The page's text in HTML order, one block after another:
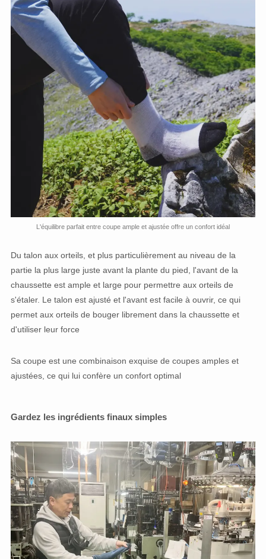
L'équilibre parfait entre coupe ample et ajustée offre un confort idéal
Du talon aux orteils, et plus particulièrement au niveau de la
partie la plus large juste avant la plante du pied, l'avant de la
chaussette est ample et large pour permettre aux orteils de
s'étaler. Le talon est ajusté et l'avant est facile à ouvrir, ce qui
permet aux orteils de bouger librement dans la chaussette et
d'utiliser leur force
Sa coupe est une combinaison exquise de coupes amples et
ajustées, ce qui lui confère un confort optimal
Gardez les ingrédients finaux simples